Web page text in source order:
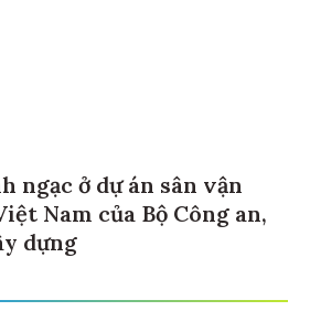
ngạc ở dự án sân vận
Nam của Bộ Công an,
dựng